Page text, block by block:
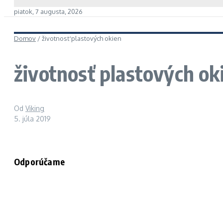
piatok, 7 augusta, 2026
Domov /životnosť plastových okien
životnosť plastových
Od Viking
5. júla 2019
Odporúčame